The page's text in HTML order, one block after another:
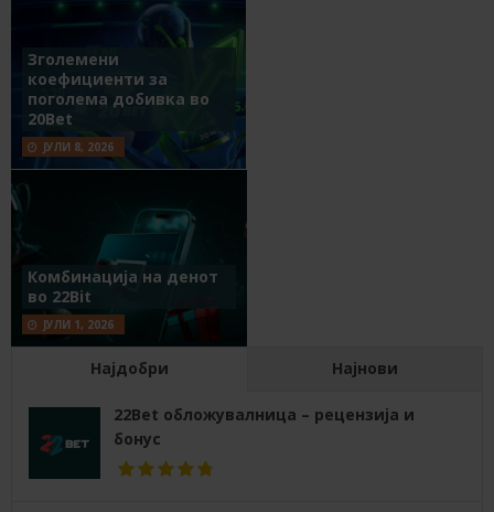
Зголемени
коефициенти за
поголема добивка во
20Bet
ЈУЛИ 8, 2026
Комбинација на денот
во 22Bit
ЈУЛИ 1, 2026
Најдобри Најнови
22Bet обложувалница – рецензија и
бонус